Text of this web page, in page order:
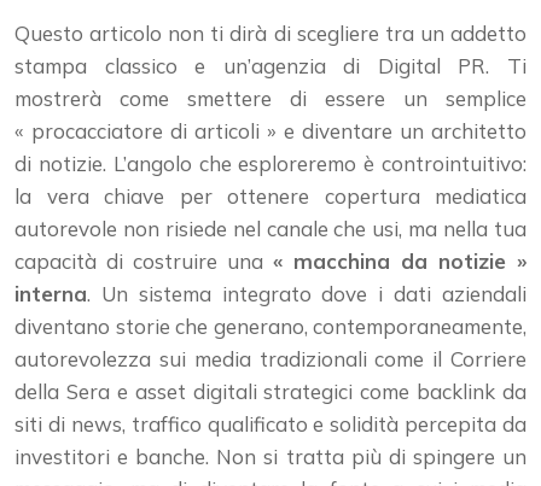
Questo articolo non ti dirà di scegliere tra un addetto
stampa classico e un’agenzia di Digital PR. Ti
mostrerà come smettere di essere un semplice
« procacciatore di articoli » e diventare un architetto
di notizie. L’angolo che esploreremo è controintuitivo:
la vera chiave per ottenere copertura mediatica
autorevole non risiede nel canale che usi, ma nella tua
capacità di costruire una « macchina da notizie »
interna. Un sistema integrato dove i dati aziendali
diventano storie che generano, contemporaneamente,
autorevolezza sui media tradizionali come il Corriere
della Sera e asset digitali strategici come backlink da
siti di news, traffico qualificato e solidità percepita da
investitori e banche. Non si tratta più di spingere un